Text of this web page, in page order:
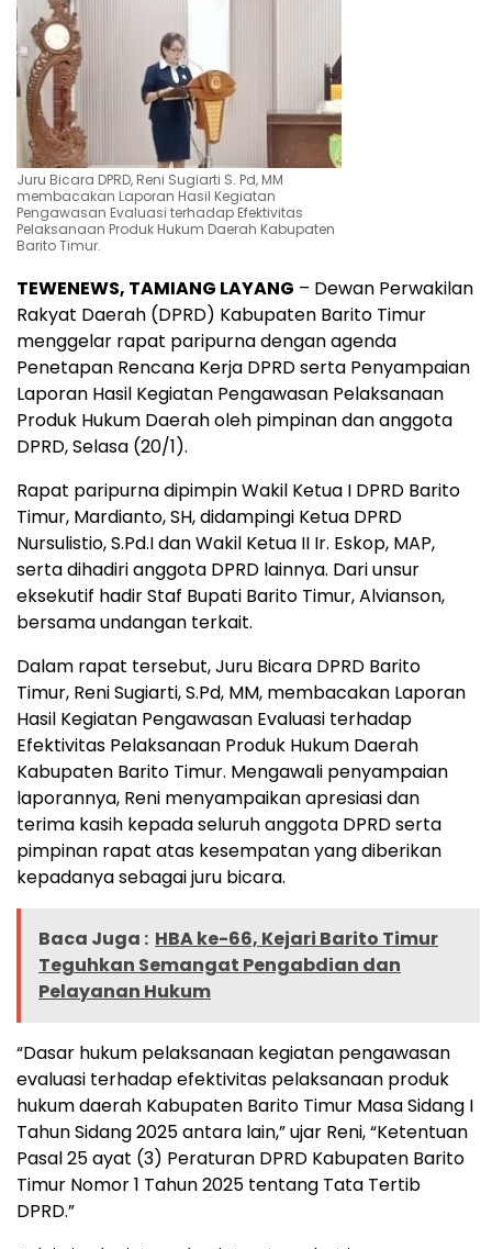
Juru Bicara DPRD, Reni Sugiarti S. Pd, MM
membacakan Laporan Hasil Kegiatan
Pengawasan Evaluasi terhadap Efektivitas
Pelaksanaan Produk Hukum Daerah Kabupaten
Barito Timur.
TEWENEWS, TAMIANG LAYANG – Dewan Perwakilan
Rakyat Daerah (DPRD) Kabupaten Barito Timur
menggelar rapat paripurna dengan agenda
Penetapan Rencana Kerja DPRD serta Penyampaian
Laporan Hasil Kegiatan Pengawasan Pelaksanaan
Produk Hukum Daerah oleh pimpinan dan anggota
DPRD, Selasa (20/1).
Rapat paripurna dipimpin Wakil Ketua I DPRD Barito
Timur, Mardianto, SH, didampingi Ketua DPRD
Nursulistio, S.Pd.I dan Wakil Ketua II Ir. Eskop, MAP,
serta dihadiri anggota DPRD lainnya. Dari unsur
eksekutif hadir Staf Bupati Barito Timur, Alvianson,
bersama undangan terkait.
Dalam rapat tersebut, Juru Bicara DPRD Barito
Timur, Reni Sugiarti, S.Pd, MM, membacakan Laporan
Hasil Kegiatan Pengawasan Evaluasi terhadap
Efektivitas Pelaksanaan Produk Hukum Daerah
Kabupaten Barito Timur. Mengawali penyampaian
laporannya, Reni menyampaikan apresiasi dan
terima kasih kepada seluruh anggota DPRD serta
pimpinan rapat atas kesempatan yang diberikan
kepadanya sebagai juru bicara.
Baca Juga : HBA ke-66, Kejari Barito Timur
Teguhkan Semangat Pengabdian dan
Pelayanan Hukum
“Dasar hukum pelaksanaan kegiatan pengawasan
evaluasi terhadap efektivitas pelaksanaan produk
hukum daerah Kabupaten Barito Timur Masa Sidang I
Tahun Sidang 2025 antara lain,” ujar Reni, “Ketentuan
Pasal 25 ayat (3) Peraturan DPRD Kabupaten Barito
Timur Nomor 1 Tahun 2025 tentang Tata Tertib
DPRD.”